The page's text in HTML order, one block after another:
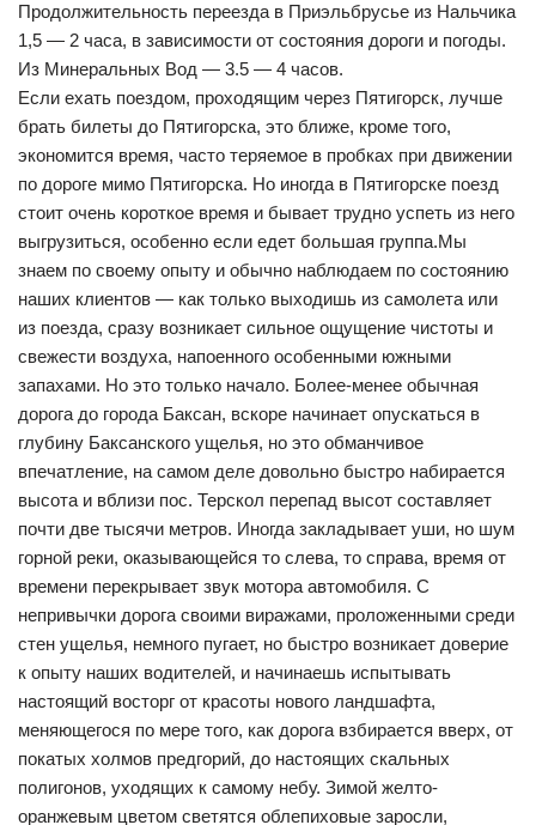
Продолжительность переезда в Приэльбрусье из Нальчика
1,5 — 2 часа, в зависимости от состояния дороги и погоды.
Из Минеральных Вод — 3.5 — 4 часов.
Если ехать поездом, проходящим через Пятигорск, лучше
брать билеты до Пятигорска, это ближе, кроме того,
экономится время, часто теряемое в пробках при движении
по дороге мимо Пятигорска. Но иногда в Пятигорске поезд
стоит очень короткое время и бывает трудно успеть из него
выгрузиться, особенно если едет большая группа.Мы
знаем по своему опыту и обычно наблюдаем по состоянию
наших клиентов — как только выходишь из самолета или
из поезда, сразу возникает сильное ощущение чистоты и
свежести воздуха, напоенного особенными южными
запахами. Но это только начало. Более-менее обычная
дорога до города Баксан, вскоре начинает опускаться в
глубину Баксанского ущелья, но это обманчивое
впечатление, на самом деле довольно быстро набирается
высота и вблизи пос. Терскол перепад высот составляет
почти две тысячи метров. Иногда закладывает уши, но шум
горной реки, оказывающейся то слева, то справа, время от
времени перекрывает звук мотора автомобиля. С
непривычки дорога своими виражами, проложенными среди
стен ущелья, немного пугает, но быстро возникает доверие
к опыту наших водителей, и начинаешь испытывать
настоящий восторг от красоты нового ландшафта,
меняющегося по мере того, как дорога взбирается вверх, от
покатых холмов предгорий, до настоящих скальных
полигонов, уходящих к самому небу. Зимой желто-
оранжевым цветом светятся облепиховые заросли,